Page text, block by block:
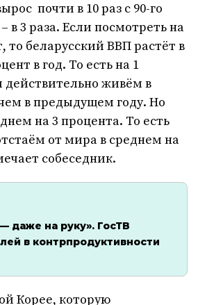
почти в 10 раз с 90-го
в 3 раза. Если посмотреть на
то беларусский ВВП растёт в
в год. То есть на 1
действительно живём в
в предыдущем году. Но
на 3 процента. То есть
от мира в среднем на
собеседник.
даже на руку». ГосТВ
в контрпродуктивности
Корее, которую